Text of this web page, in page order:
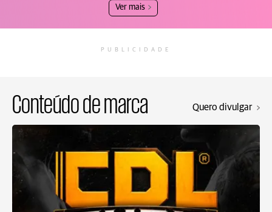
Ver mais
PUBLICIDADE
Conteúdo de marca Quero divulgar